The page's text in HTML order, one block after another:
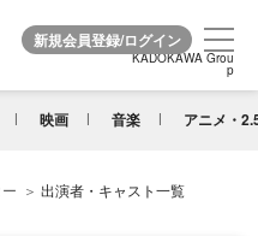
KADOKAWA Grou
p
映画 音楽 アニメ・
KADOKAWA Grou
p
出演者・キャスト一覧